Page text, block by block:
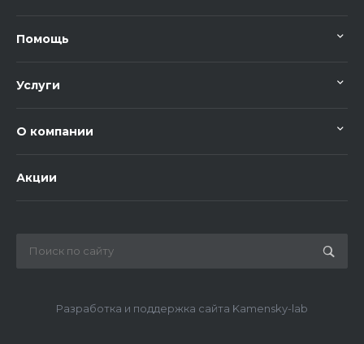
Помощь
Услуги
О компании
Акции
Разработка и поддержка сайта Kamensky-lab